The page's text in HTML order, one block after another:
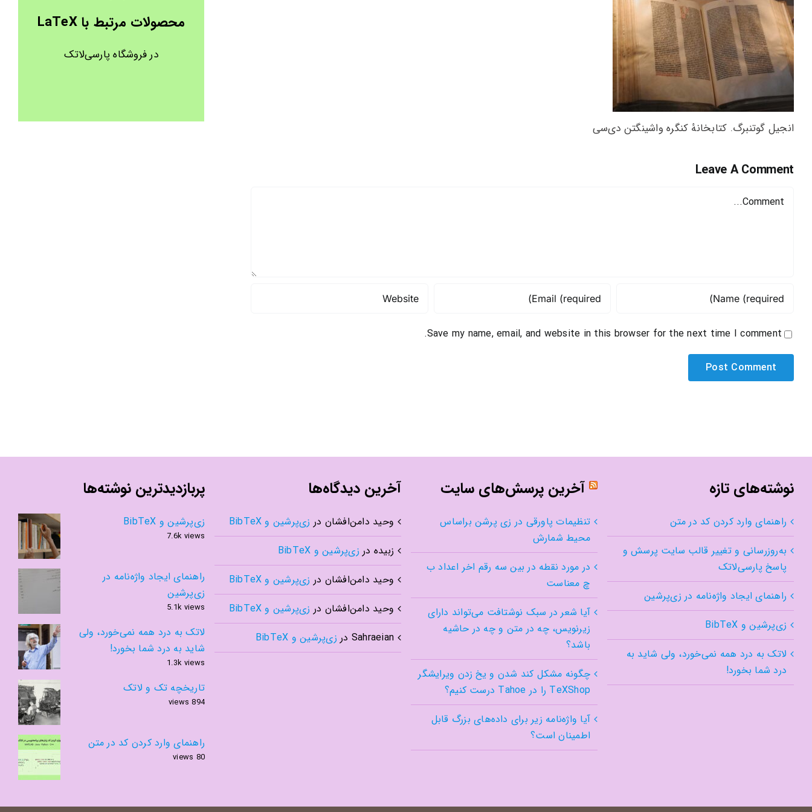
انجیل گوتنبرگ. کتابخانهٔ کنگره واشینگتن دی‌سی
Leave A Comment
Comment
Save my name, email, and website in this browser for the next time I comment.
محصولات مرتبط با LaTeX
در فروشگاه پارسی‌لاتک
نوشته‌های تازه
راهنمای وارد کردن کد در متن
به‌روزرسانی و تغییر قالب سایت پرسش و
پاسخ پارسی‌لاتک
راهنمای ایجاد واژه‌نامه در زی‌پرشین
زی‌پرشین و BibTeX
لاتک به درد همه نمی‌خورد، ولی شاید به
درد شما بخورد!
آخرین پرسش‌های سایت
تنظیمات پاورقی در زی پرشن براساس
محیط شمارش
در مورد نقطه در بین سه رقم اخر اعداد ب
چ معناست
آیا شعر در سبک نوشتافت می‌تواند دارای
زیرنویس، چه در متن و چه در حاشیه
باشد؟
چگونه مشکل کند شدن و یخ زدن ویرایشگر
TeXShop را در Tahoe درست کنیم؟
آیا واژه‌نامه زیر برای داده‌های بزرگ قابل
اطمینان است؟
آخرین دیدگاه‌ها
وحید دامن‌افشان در زی‌پرشین و BibTeX
زبیده در زی‌پرشین و BibTeX
وحید دامن‌افشان در زی‌پرشین و BibTeX
وحید دامن‌افشان در زی‌پرشین و BibTeX
Sahraeian در زی‌پرشین و BibTeX
پربازدیدترین نوشته‌ها
زی‌پرشین و BibTeX
7.6k views
راهنمای ایجاد واژه‌نامه در
زی‌پرشین
5.1k views
لاتک به درد همه نمی‌خورد، ولی
شاید به درد شما بخورد!
1.3k views
تاریخچه تک و لاتک
894 views
راهنمای وارد کردن کد در متن
80 views